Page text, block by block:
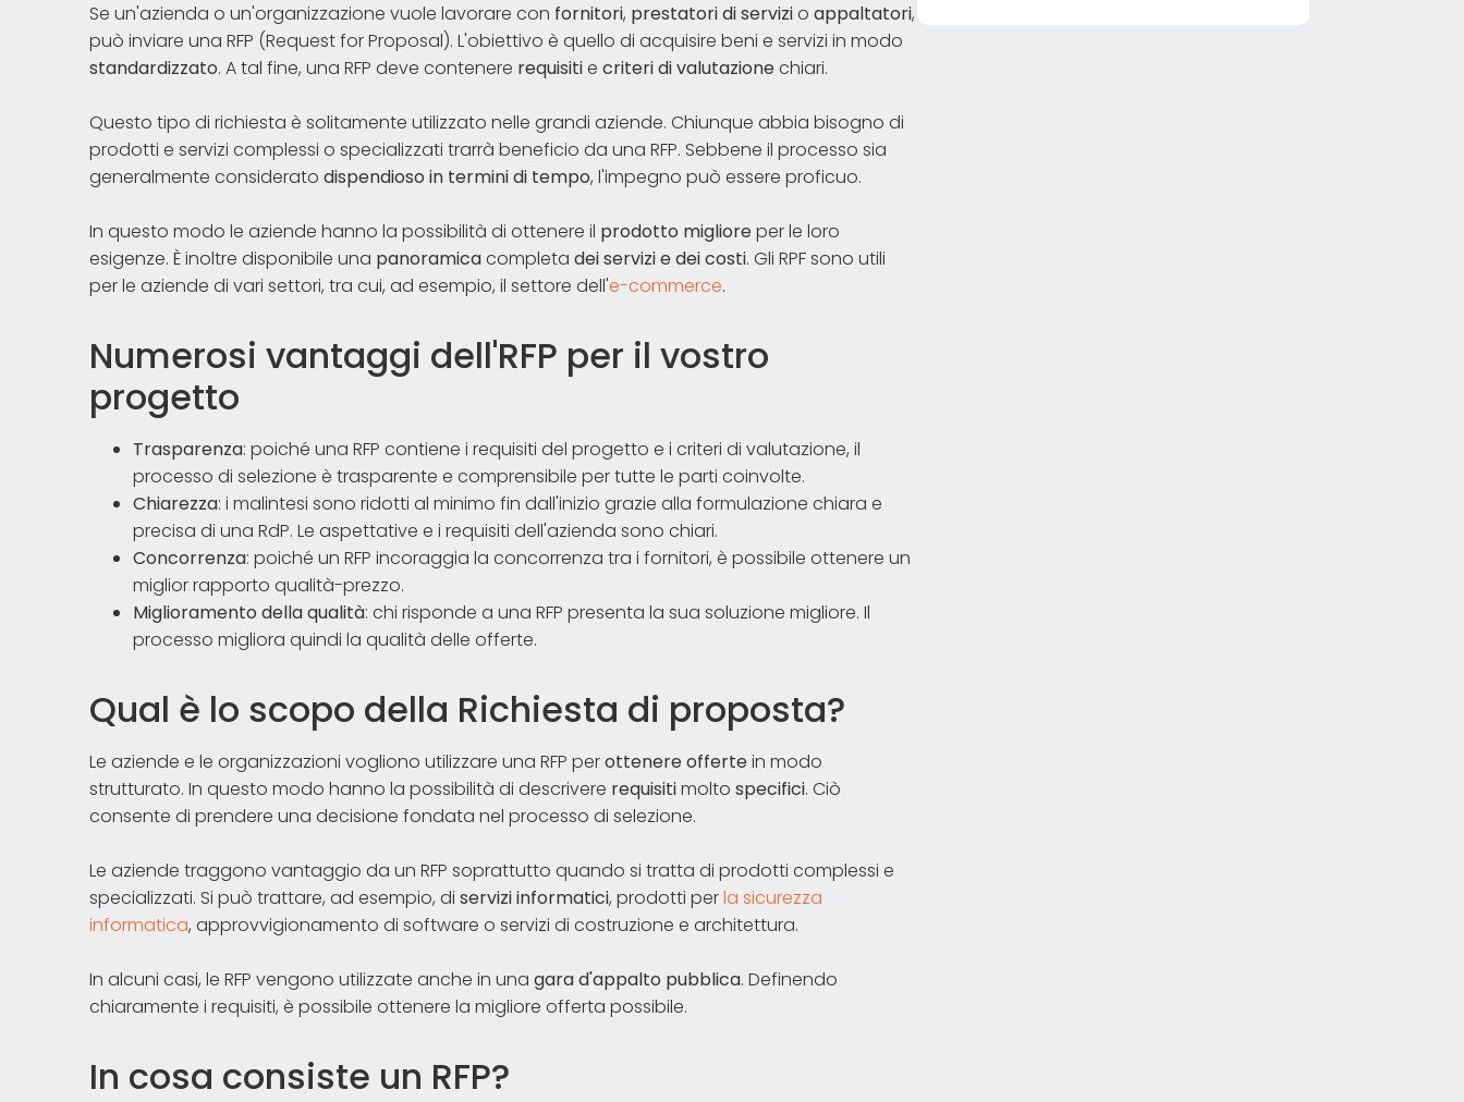
Se un'azienda o un'organizzazione vuole lavorare con fornitori, prestatori di servizio appaltatori,
può inviare una RFP (Request for Proposal). L'obiettivo è quello di acquisire beni e servizi in modo
standardizzato. A tal fine, una RFP deve contenere requisitie criteri di valutazionechiari.
Questo tipo di richiesta è solitamente utilizzato nelle grandi aziende. Chiunque abbia bisogno di
prodotti e servizi complessi o specializzati trarrà beneficio da una RFP. Sebbene il processo sia
generalmente considerato dispendioso in termini di tempo, l'impegno può essere proficuo.
In questo modo le aziende hanno la possibilità di ottenere il prodotto miglioreper le loro
esigenze. È inoltre disponibile una panoramicacompleta dei servizi e dei costi. Gli RPF sono utili
per le aziende di vari settori, tra cui, ad esempio, il settore dell'e-commerce.
Numerosi vantaggi dell'RFP per il vostro
progetto
Trasparenza: poiché una RFP contiene i requisiti del progetto e i criteri di valutazione, il
processo di selezione è trasparente e comprensibile per tutte le parti coinvolte.
Chiarezza: i malintesi sono ridotti al minimo fin dall'inizio grazie alla formulazione chiara e
precisa di una RdP. Le aspettative e i requisiti dell'azienda sono chiari.
Concorrenza: poiché un RFP incoraggia la concorrenza tra i fornitori, è possibile ottenere un
miglior rapporto qualità-prezzo.
Miglioramento della qualità: chi risponde a una RFP presenta la sua soluzione migliore. Il
processo migliora quindi la qualità delle offerte.
Qual è lo scopo della Richiesta di proposta?
Le aziende e le organizzazioni vogliono utilizzare una RFP perottenere offertein modo
strutturato. In questo modo hanno la possibilità di descrivere requisitimolto specifici. Ciò
consente di prendere una decisione fondata nel processo di selezione.
Le aziende traggono vantaggio da un RFP soprattutto quando si tratta di prodotti complessi e
specializzati. Si può trattare, ad esempio, di servizi informatici, prodotti perla sicurezza
informatica, approvvigionamento di software o servizi di costruzione e architettura.
In alcuni casi, le RFP vengono utilizzate anche in una gara d'appalto pubblica. Definendo
chiaramente i requisiti, è possibile ottenere la migliore offerta possibile.
In cosa consiste un RFP?